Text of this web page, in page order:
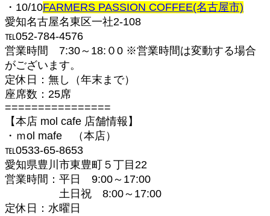
・10/10FARMERS PASSION COFFEE(名古屋市)
愛知名古屋名東区一社2-108
℡052-784-4576
営業時間 7:30～18:０0 ※営業時間は変動する場合
がございます。
定休日：無し（年末まで）
座席数：25席
================
【本店 mol cafe 店舗情報】
・ｍol mafe （本店）
℡0533-65-8653
愛知県豊川市東豊町５丁目22
営業時間：平日 9:00～17:00
土日祝 8:00～17:00
定休日：水曜日